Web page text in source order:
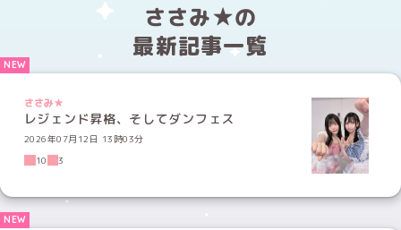
ささみ★の
最新記事一覧
ささみ★
レジェンド昇格、そしてダンフェス
2026年07月12日 13時03分
10
3